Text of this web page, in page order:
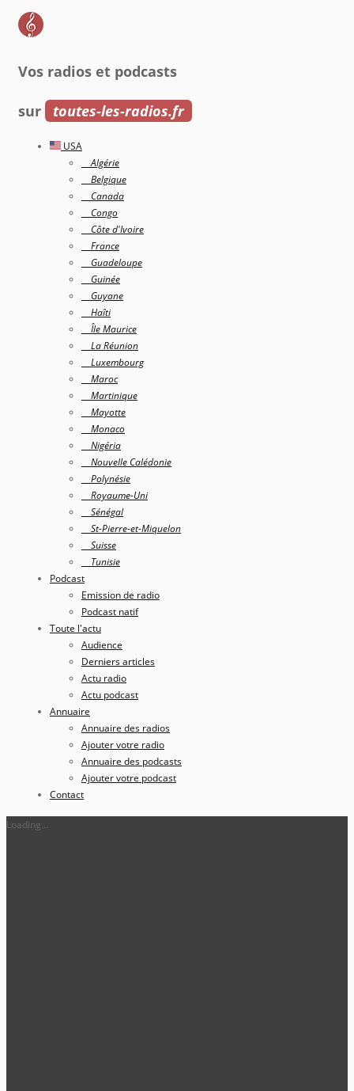
Vos radios et podcasts
sur toutes-les-radios.fr
USA
Algérie
Belgique
Canada
Congo
Côte d'Ivoire
France
Guadeloupe
Guinée
Guyane
Haîti
Île Maurice
La Réunion
Luxembourg
Maroc
Martinique
Mayotte
Monaco
Nigéria
Nouvelle Calédonie
Polynésie
Royaume-Uni
Sénégal
St-Pierre-et-Miquelon
Suisse
Tunisie
Podcast
Emission de radio
Podcast natif
Toute l'actu
Audience
Derniers articles
Actu radio
Actu podcast
Annuaire
Annuaire des radios
Ajouter votre radio
Annuaire des podcasts
Ajouter votre podcast
Contact
Loading...